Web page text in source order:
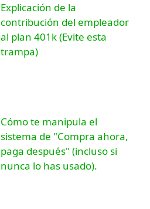
Explicación de la
contribución del empleador
al plan 401k (Evite esta
trampa)
Cómo te manipula el
sistema de "Compra ahora,
paga después" (incluso si
nunca lo has usado).